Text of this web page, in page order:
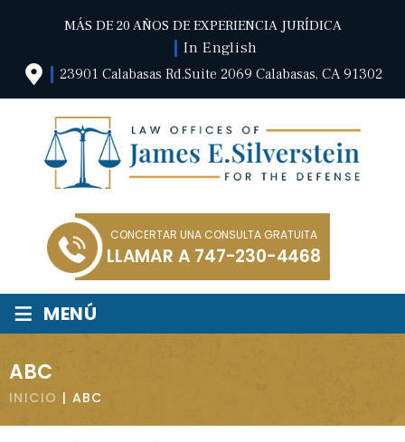
MÁS DE 20 AÑOS DE EXPERIENCIA JURÍDICA
In English
23901 Calabasas Rd.Suite 2069 Calabasas, CA 91302
CONCERTAR UNA CONSULTA GRATUITA
LLAMAR A 747-230-4468
≡ MENÚ
ABC
INICIO | ABC